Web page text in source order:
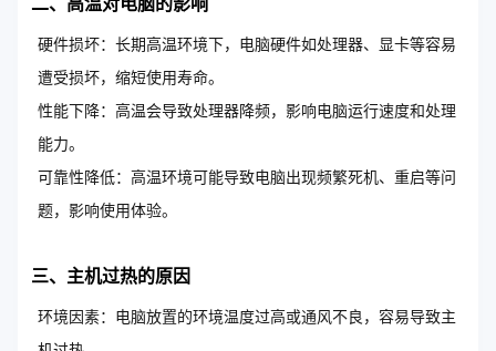
硬件损坏：长期高温环境下，电脑硬件如处理器、显卡等容易
遭受损坏，缩短使用寿命。
性能下降：高温会导致处理器降频，影响电脑运行速度和处理
能力。
可靠性降低：高温环境可能导致电脑出现频繁死机、重启等问
题，影响使用体验。
三、主机过热的原因
环境因素：电脑放置的环境温度过高或通风不良，容易导致主